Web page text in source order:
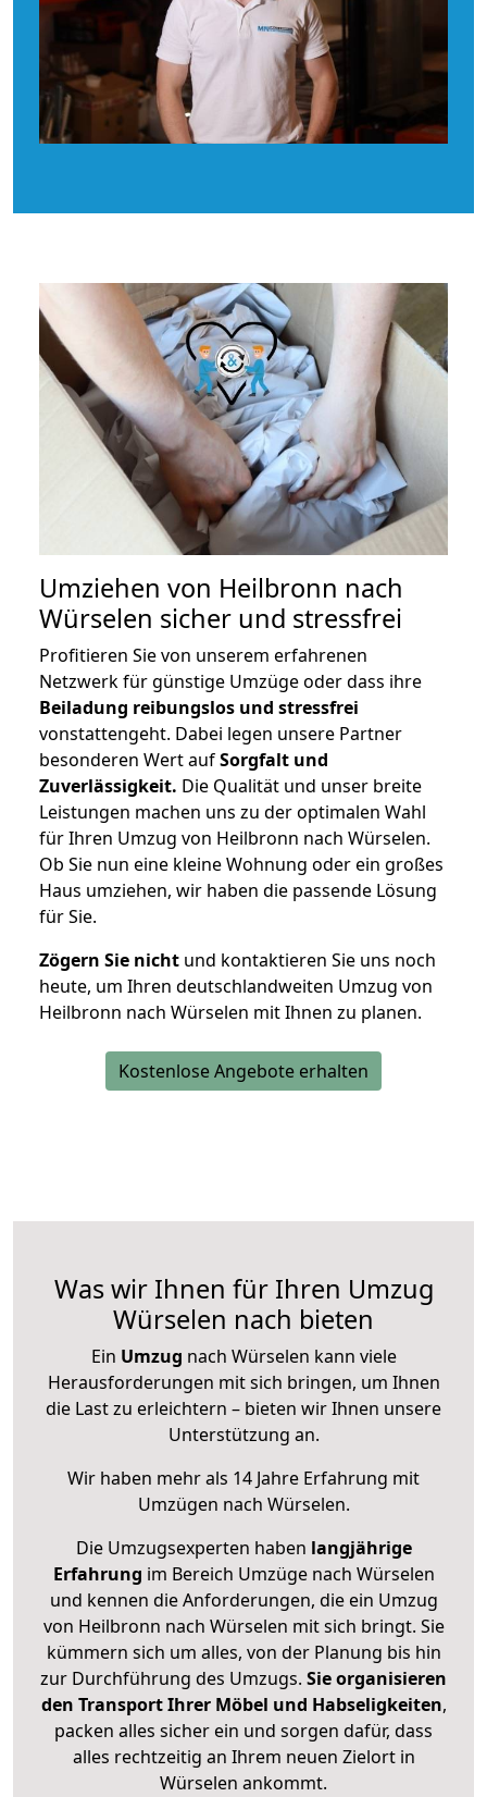
Umziehen von Heilbronn nach
Würselen sicher und stressfrei
Profitieren Sie von unserem erfahrenen
Netzwerk für günstige Umzüge oder dass ihre
Beiladung reibungslos und stressfrei
vonstattengeht. Dabei legen unsere Partner
besonderen Wert aufSorgfalt und
Zuverlässigkeit. Die Qualität und unser breite
Leistungen machen uns zu der optimalen Wahl
für Ihren Umzug von Heilbronn nach Würselen.
Ob Sie nun eine kleine Wohnung oder ein großes
Haus umziehen, wir haben die passende Lösung
für Sie.
Zögern Sie nicht und kontaktieren Sie uns noch
heute, um Ihren deutschlandweiten Umzug von
Heilbronn nach Würselen mit Ihnen zu planen.
Kostenlose Angebote erhalten
Was wir Ihnen für Ihren Umzug
Würselen nach bieten
Ein Umzug nach Würselen kann viele
Herausforderungen mit sich bringen, um Ihnen
die Last zu erleichtern – bieten wir Ihnen unsere
Unterstützung an.
Wir haben mehr als 14 Jahre Erfahrung mit
Umzügen nach Würselen.
Die Umzugsexperten haben langjährige
Erfahrung im Bereich Umzüge nach Würselen
und kennen die Anforderungen, die ein Umzug
von Heilbronn nach Würselen mit sich bringt. Sie
kümmern sich um alles, von der Planung bis hin
zur Durchführung des Umzugs. Sie organisieren
den Transport Ihrer Möbel und Habseligkeiten,
packen alles sicher ein und sorgen dafür, dass
alles rechtzeitig an Ihrem neuen Zielort in
Würselen ankommt.